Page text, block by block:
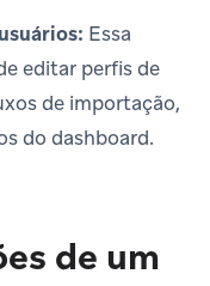
Essa
editar perfis de
de importação,
do dashboard.
de um